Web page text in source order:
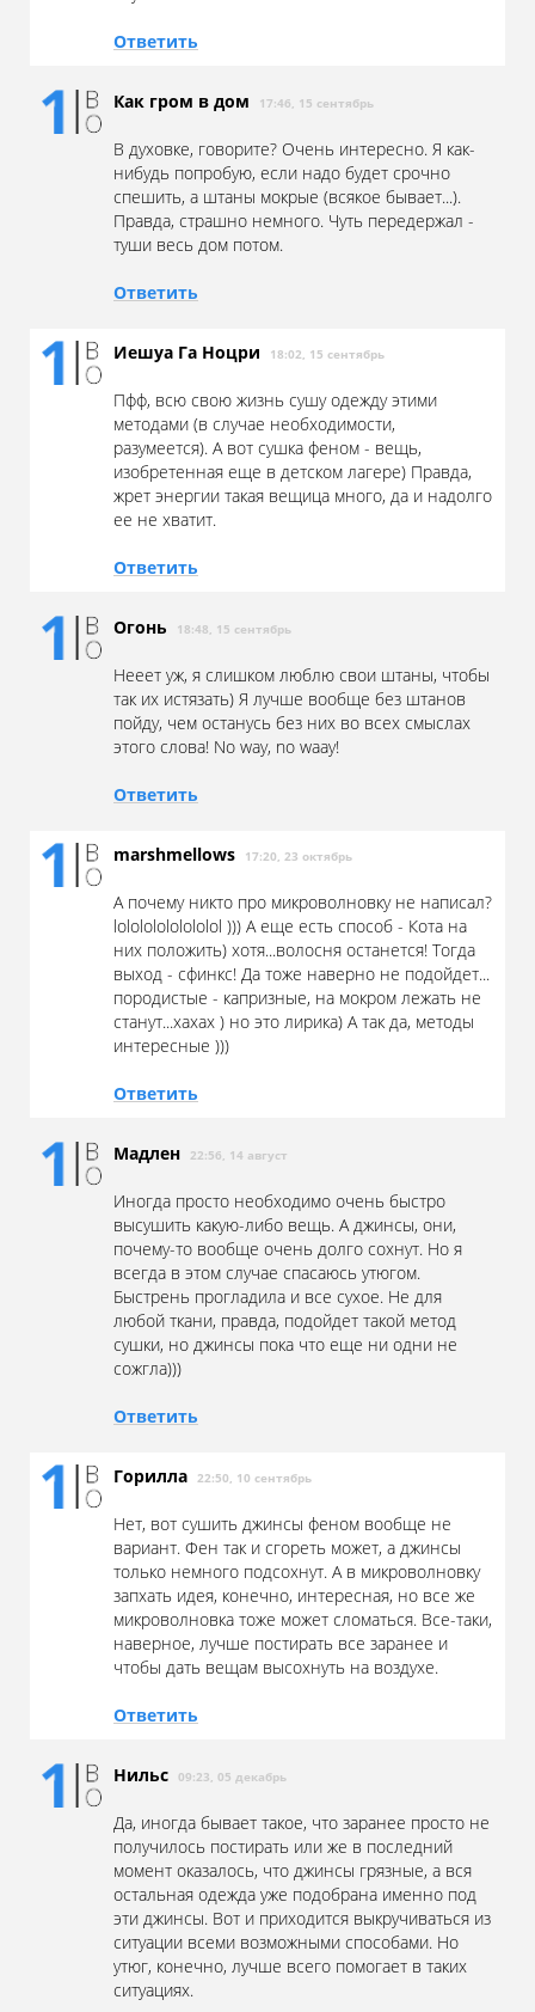
Ответить
Как гром в дом 17:46, 15 сентябрь
В духовке, говорите? Очень интересно. Я как-
нибудь попробую, если надо будет срочно
спешить, а штаны мокрые (всякое бывает...).
Правда, страшно немного. Чуть передержал -
туши весь дом потом.
Ответить
Иешуа Га Ноцри 18:02, 15 сентябрь
Пфф, всю свою жизнь сушу одежду этими
методами (в случае необходимости,
разумеется). А вот сушка феном - вещь,
изобретенная еще в детском лагере) Правда,
жрет энергии такая вещица много, да и надолго
ее не хватит.
Ответить
Огонь 18:48, 15 сентябрь
Нееет уж, я слишком люблю свои штаны, чтобы
так их истязать) Я лучше вообще без штанов
пойду, чем останусь без них во всех смыслах
этого слова! No way, no waay!
Ответить
marshmellows 17:20, 23 октябрь
А почему никто про микроволновку не написал?
lolololololololol ))) А еще есть способ - Кота на
них положить) хотя...волосня останется! Тогда
выход - сфинкс! Да тоже наверно не подойдет...
породистые - капризные, на мокром лежать не
станут...хахах ) но это лирика) А так да, методы
интересные )))
Ответить
Мадлен 22:56, 14 август
Иногда просто необходимо очень быстро
высушить какую-либо вещь. А джинсы, они,
почему-то вообще очень долго сохнут. Но я
всегда в этом случае спасаюсь утюгом.
Быстрень прогладила и все сухое. Не для
любой ткани, правда, подойдет такой метод
сушки, но джинсы пока что еще ни одни не
сожгла)))
Ответить
Горилла 22:50, 10 сентябрь
Нет, вот сушить джинсы феном вообще не
вариант. Фен так и сгореть может, а джинсы
только немного подсохнут. А в микроволновку
запхать идея, конечно, интересная, но все же
микроволновка тоже может сломаться. Все-таки,
наверное, лучше постирать все заранее и
чтобы дать вещам высохнуть на воздухе.
Ответить
Нильс 09:23, 05 декабрь
Да, иногда бывает такое, что заранее просто не
получилось постирать или же в последний
момент оказалось, что джинсы грязные, а вся
остальная одежда уже подобрана именно под
эти джинсы. Вот и приходится выкручиваться из
ситуации всеми возможными способами. Но
утюг, конечно, лучше всего помогает в таких
ситуациях.